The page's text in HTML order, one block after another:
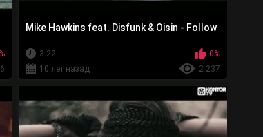
Mike Hawkins feat. Disfunk & Oisin - Follow
3:22
0%
10 лет назад
2 237